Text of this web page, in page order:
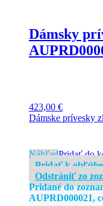
Dámsky
423,00 €
Dámske prívesky
NáhľadPridať do
Pridať k
Odstrániť zo
Pridané do
AUPRD000021,